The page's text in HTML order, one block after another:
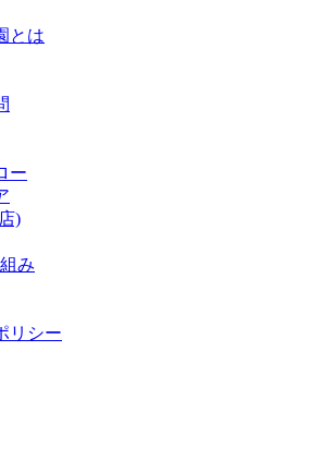
とは
ー
)
み
リシー